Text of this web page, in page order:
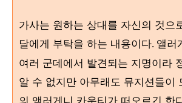
가사는 원하는 상대를 자신의 것으
달에게 부탁을 하는 내용이다. 앨러
여러 군데에서 발견되는 지명이라
알 수 없지만 아무래도 뮤지션들이
의 앨러게니 카운티가 떠오르긴 한